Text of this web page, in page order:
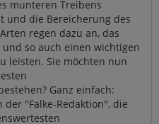
munteren Treibens
und die Bereicherung des
regen dazu an, das
so auch einen wichtigen
leisten. Sie möchten nun
Ganz einfach:
der "Falke-Redaktion", die